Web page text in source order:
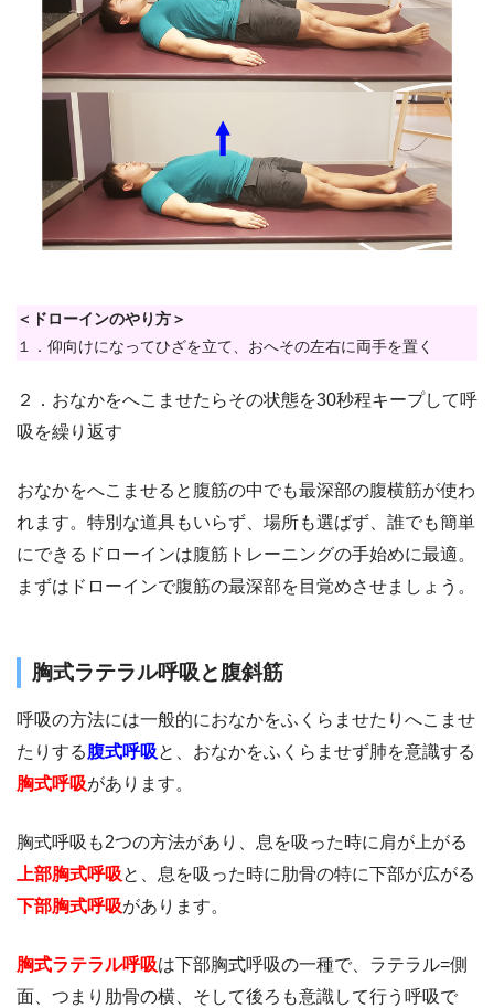
＜ドローインのやり方＞
１．仰向けになってひざを立て、おへその左右に両手を置く
２．おなかをへこませたらその状態を30秒程キープして呼
吸を繰り返す
おなかをへこませると腹筋の中でも最深部の腹横筋が使わ
れます。特別な道具もいらず、場所も選ばず、誰でも簡単
にできるドローインは腹筋トレーニングの手始めに最適。
まずはドローインで腹筋の最深部を目覚めさせましょう。
胸式ラテラル呼吸と腹斜筋
呼吸の方法には一般的におなかをふくらませたりへこませ
たりする腹式呼吸と、おなかをふくらませず肺を意識する
胸式呼吸があります。
胸式呼吸も2つの方法があり、息を吸った時に肩が上がる
上部胸式呼吸と、息を吸った時に肋骨の特に下部が広がる
下部胸式呼吸があります。
胸式ラテラル呼吸は下部胸式呼吸の一種で、ラテラル=側
面、つまり肋骨の横、そして後ろも意識して行う呼吸で